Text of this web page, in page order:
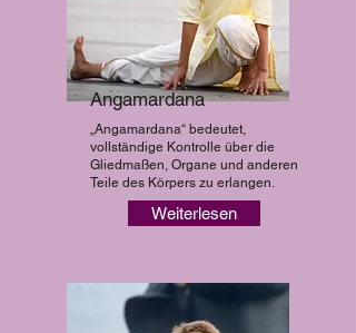
Angamardana
„Angamardana“ bedeutet,
vollständige Kontrolle über die
Gliedmaßen, Organe und anderen
Teile des Körpers zu erlangen.
Weiterlesen